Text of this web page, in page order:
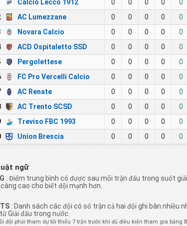
Calcio Lecco 1912 0 0 0 0 0
AC Lumezzane 0 0 0 0 0
Novara Calcio 0 0 0 0 0
ACD Ospitaletto SSD 0 0 0 0 0
Pergolettese 0 0 0 0 0
FC Pro Vercelli Calcio 0 0 0 0 0
AC Renate 0 0 0 0 0
AC Trento SCSD 0 0 0 0 0
Treviso FBC 1993 0 0 0 0 0
Union Brescia 0 0 0 0 0
ngữ
: Điểm trung bình có được sau mỗi trận đấu trong suốt
càng cao cho biết đội mạnh hơn.
: Danh sách các đội có số trận cả hai đội ghi bàn nhiều
Giải đấu trong nước.
đội phải tham dự tối thiểu 7 trận trước khi đủ điều kiện tham gia bảng